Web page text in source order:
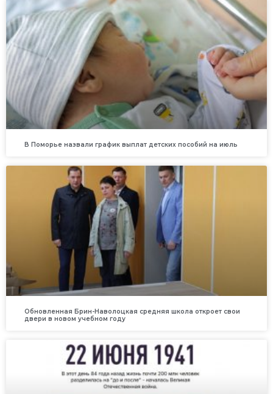
В Поморье назвали график выплат детских пособий на июль
Обновленная Брин-Наволоцкая средняя школа откроет свои
двери в новом учебном году